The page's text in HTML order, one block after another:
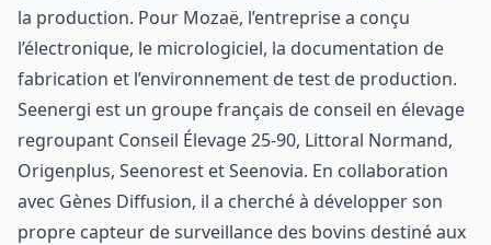
la production. Pour Mozaë, l’entreprise a conçu
l’électronique, le micrologiciel, la documentation de
fabrication et l’environnement de test de production.
Seenergi est un groupe français de conseil en élevage
regroupant Conseil Élevage 25-90, Littoral Normand,
Origenplus, Seenorest et Seenovia. En collaboration
avec Gènes Diffusion, il a cherché à développer son
propre capteur de surveillance des bovins destiné aux